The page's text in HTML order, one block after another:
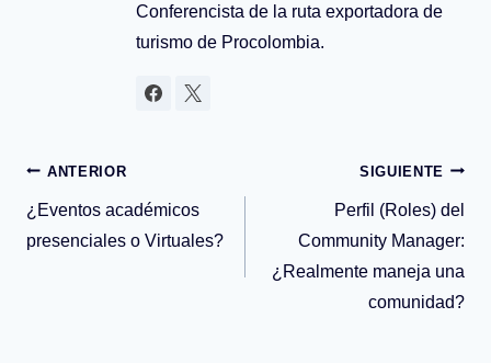
Conferencista de la ruta exportadora de
turismo de Procolombia.
Navegación
de
ANTERIOR
¿Eventos académicos
presenciales o Virtuales?
SIGUIENTE
Perfil (Roles) del
Community Manager:
¿Realmente maneja una
comunidad?